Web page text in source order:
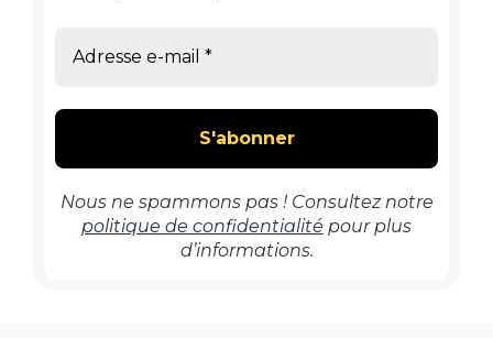
Nous ne spammons pas ! Consultez notre
politique de confidentialité pour plus
d’informations.